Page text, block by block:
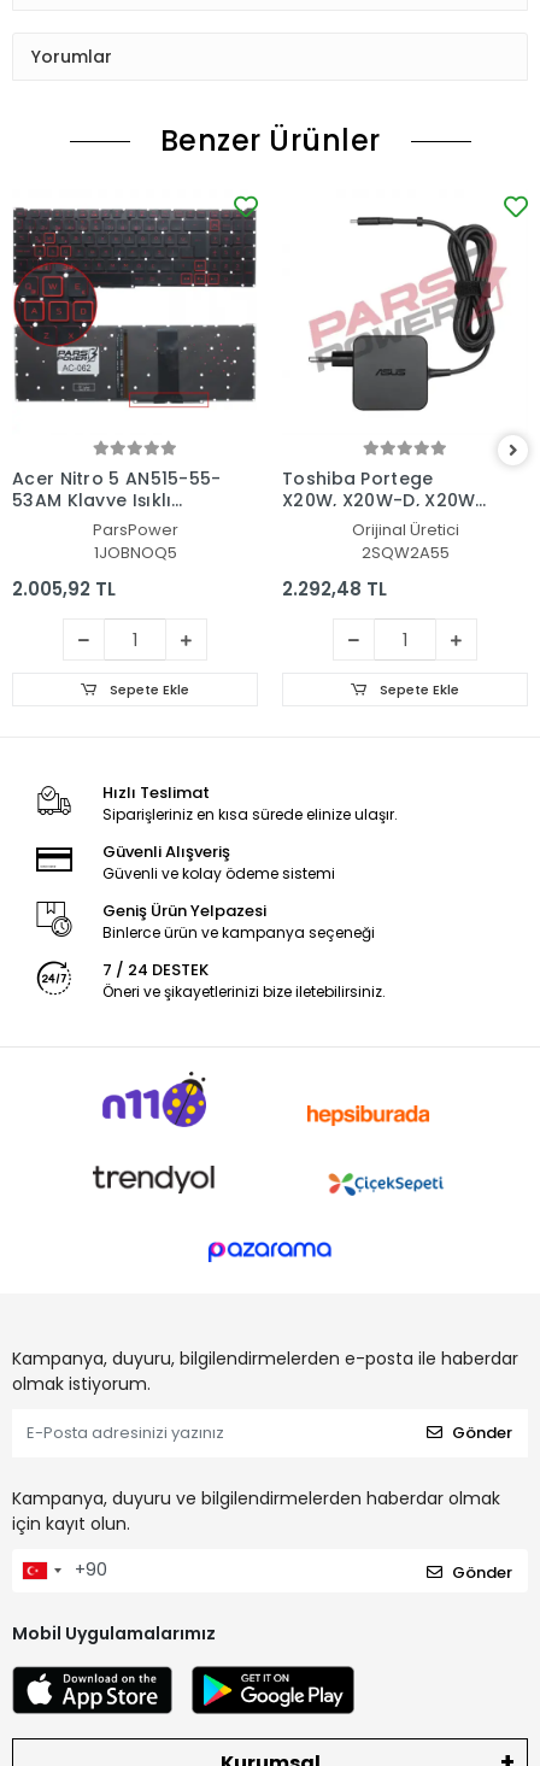
Yorumlar
Benzer Ürünler
Acer Nitro 5 AN515-55-
53AM Klavye Işıklı
(Siyah TR)ParsPower
1JOBNOQ5
2.005,92 TL
Sepete Ekle
Toshiba Portege
X20W, X20W-D, X20W-
E Adaptör Şarj Aleti-
Orijinal Üretici
2SQW2A55
2.292,48 TL
Sepete Ekle
Hızlı Teslimat
Siparişleriniz en kısa sürede elinize ulaşır.
Güvenli Alışveriş
Güvenli ve kolay ödeme sistemi
Geniş Ürün Yelpazesi
Binlerce ürün ve kampanya seçeneği
7 / 24 DESTEK
Öneri ve şikayetlerinizi bize iletebilirsiniz.
Kampanya, duyuru, bilgilendirmelerden e-posta ile haberdar
olmak istiyorum.
Gönder
Kampanya, duyuru ve bilgilendirmelerden haberdar olmak
için kayıt olun.
Gönder
Mobil Uygulamalarımız